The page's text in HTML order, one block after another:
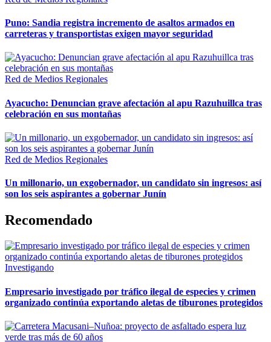
Puno: Sandia registra incremento de asaltos armados en
carreteras y transportistas exigen mayor seguridad
Red de Medios Regionales
Ayacucho: Denuncian grave afectación al apu Razuhuillca tras
celebración en sus montañas
Red de Medios Regionales
Un millonario, un exgobernador, un candidato sin ingresos: así
son los seis aspirantes a gobernar Junín
Recomendado
Investigando
Empresario investigado por tráfico ilegal de especies y crimen
organizado continúa exportando aletas de tiburones protegidos